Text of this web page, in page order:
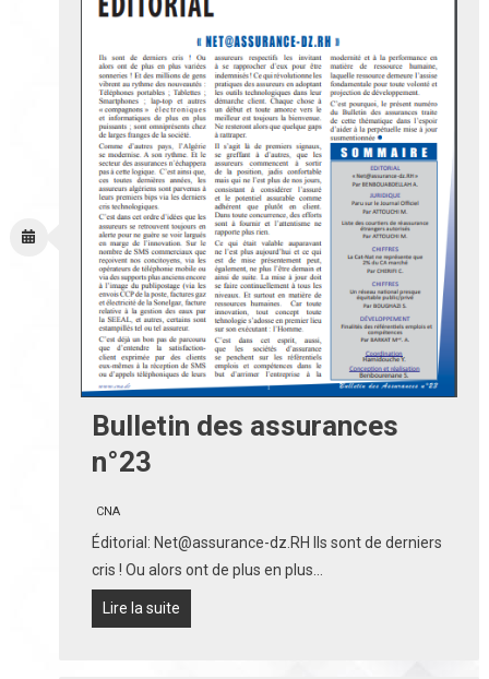
Bulletin des assurances
n°23
CNA
Éditorial: Net@assurance-dz.RH Ils sont de derniers
cris ! Ou alors ont de plus en plus…
Lire la suite